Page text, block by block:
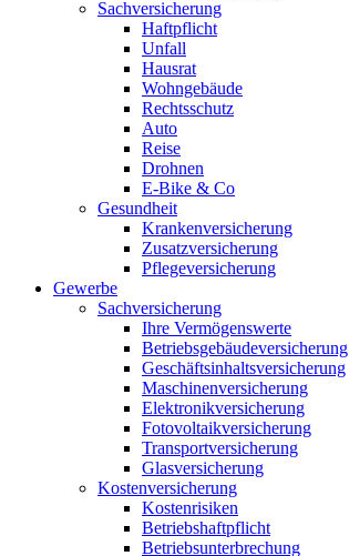
Sachversicherung
Haftpflicht
Unfall
Hausrat
Wohngebäude
Rechtsschutz
Auto
Reise
Drohnen
E-Bike & Co
Gesundheit
Krankenversicherung
Zusatzversicherung
Pflegeversicherung
Gewerbe
Sachversicherung
Ihre Vermögenswerte
Betriebsgebäudeversicherung
Geschäftsinhaltsversicherung
Maschinenversicherung
Elektronikversicherung
Fotovoltaikversicherung
Transportversicherung
Glasversicherung
Kostenversicherung
Kostenrisiken
Betriebshaftpflicht
Betriebsunterbrechung